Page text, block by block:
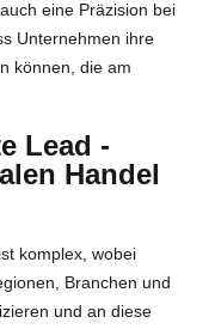
eine Präzision bei
Unternehmen ihre
können, die am
Lead -
Handel
komplex, wobei
Branchen und
und an diese